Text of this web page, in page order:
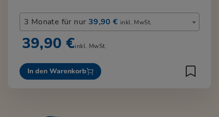
3 Monate für nur 39,90 € inkl. MwSt.
39,90 €inkl. MwSt.
In den Warenkorb